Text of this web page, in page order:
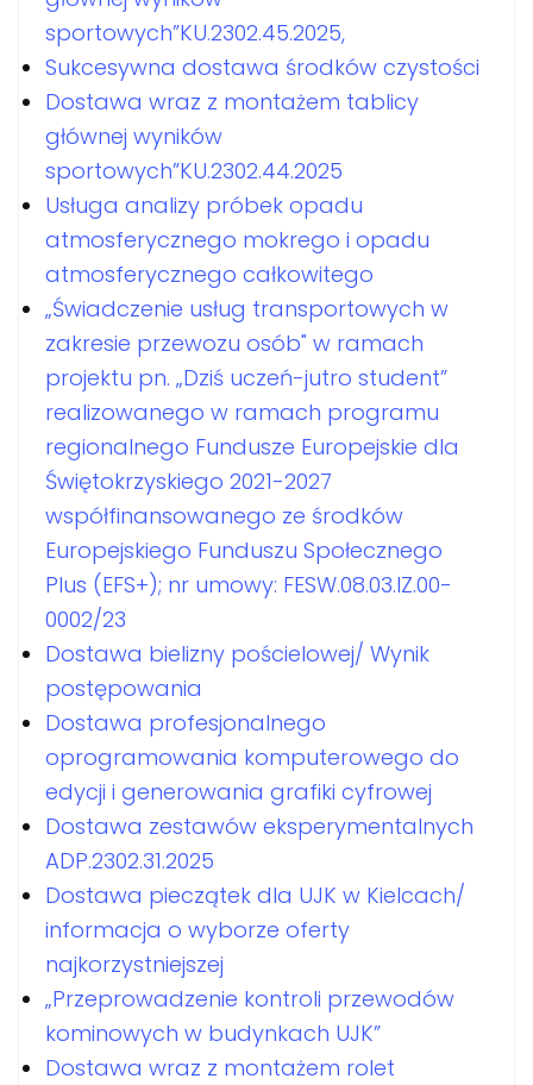
sportowych”KU.2302.45.2025,
Sukcesywna dostawa środków czystości
Dostawa wraz z montażem tablicy
głównej wyników
sportowych”KU.2302.44.2025
Usługa analizy próbek opadu
atmosferycznego mokrego i opadu
atmosferycznego całkowitego
„Świadczenie usług transportowych w
zakresie przewozu osób" w ramach
projektu pn. „Dziś uczeń-jutro student”
realizowanego w ramach programu
regionalnego Fundusze Europejskie dla
Świętokrzyskiego 2021-2027
współfinansowanego ze środków
Europejskiego Funduszu Społecznego
Plus (EFS+); nr umowy: FESW.08.03.IZ.00-
0002/23
Dostawa bielizny pościelowej/ Wynik
postępowania
Dostawa profesjonalnego
oprogramowania komputerowego do
edycji i generowania grafiki cyfrowej
Dostawa zestawów eksperymentalnych
ADP.2302.31.2025
Dostawa pieczątek dla UJK w Kielcach/
informacja o wyborze oferty
najkorzystniejszej
„Przeprowadzenie kontroli przewodów
kominowych w budynkach UJK”
Dostawa wraz z montażem rolet